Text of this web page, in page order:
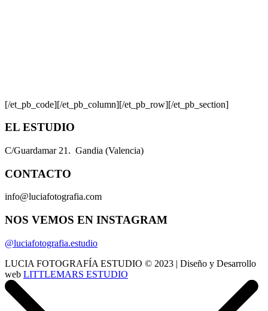
[/et_pb_code][/et_pb_column][/et_pb_row][/et_pb_section]
EL ESTUDIO
C/Guardamar 21. Gandia (Valencia)
CONTACTO
info@luciafotografia.com
NOS VEMOS EN INSTAGRAM
@luciafotografia.estudio
LUCIA FOTOGRAFÍA ESTUDIO © 2023 | Diseño y Desarrollo
web LITTLEMARS ESTUDIO